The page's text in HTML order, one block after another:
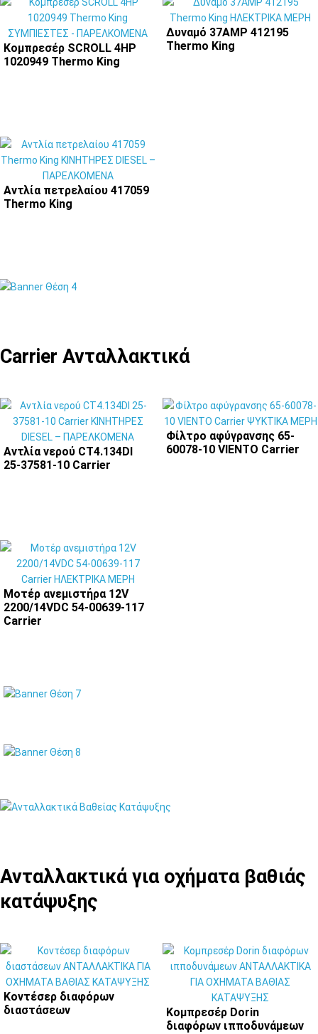
Κομπρεσέρ SCROLL 4HP
1020949 Thermo King
Δυναμό 37ΑMP 412195
Thermo King
Αντλία πετρελαίου 417059
Thermo King
Carrier Ανταλλακτικά
Αντλία νερού CT4.134DI
25-37581-10 Carrier
Φίλτρο αφύγρανσης 65-
60078-10 VIENTO Carrier
Μοτέρ ανεμιστήρα 12V
2200/14VDC 54-00639-117
Carrier
Ανταλλακτικά για οχήματα βαθιάς
κατάψυξης
Κοντέσερ διαφόρων
διαστάσεων
Κομπρεσέρ Dorin
διαφόρων ιπποδυνάμεων